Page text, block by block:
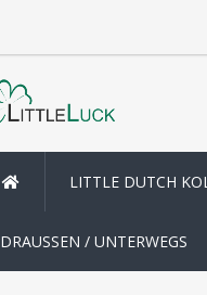
LITTLE DUTCH
DRAUSSEN / UNTERWEGS